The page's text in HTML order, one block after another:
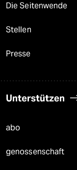
Die Seitenwende
Stellen
Presse
Unterstützen
abo
genossenschaft